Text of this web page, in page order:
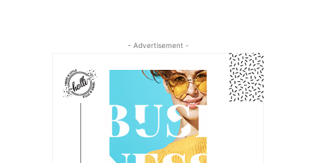
- Advertisement -